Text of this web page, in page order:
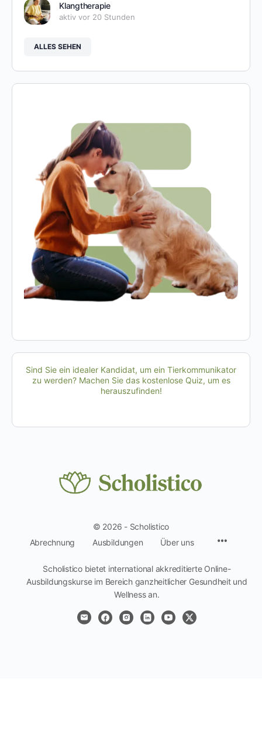
Klangtherapie
aktiv vor 20 Stunden
ALLES SEHEN
Sind Sie ein idealer Kandidat, um ein Tierkommunikator
zu werden? Machen Sie das kostenlose Quiz, um es
herauszufinden!
© 2026 - Scholistico
Abrechnung
Ausbildungen Über uns
Scholistico bietet international akkreditierte Online-
Ausbildungskurse im Bereich ganzheitlicher Gesundheit und
Wellness an.